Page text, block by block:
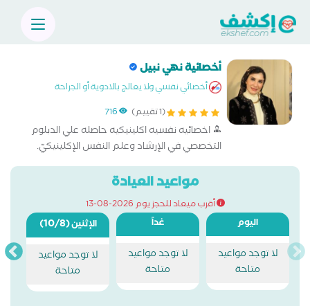
أخصائية نهي نبيل
أخصائي نفسي ولا يعالج بالادوية أو الجراحة
(1 تقييم)
716
اخصائيه نفسيه اكلينيكيه حاصله علي الدبلوم
التخصصي في الإرشاد وعلم النفس الإكلينيكيّ.
وحاصله ايضا علي Diploma in mental health and
educational conseling From The American
الجمعيه المصريه لل
مواعيد العيادة
أقرب ميعاد للحجز يوم 2026-08-13
اليوم
لا توجد مواعيد
متاحة
غداً
لا توجد مواعيد
متاحة
الإثنين(10/8)
لا توجد مواعيد
متاحة